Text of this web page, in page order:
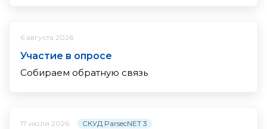
6 августа 2026
Участие в опросе
Собираем обратную связь
17 июля 2026 СКУД ParsecNET 3